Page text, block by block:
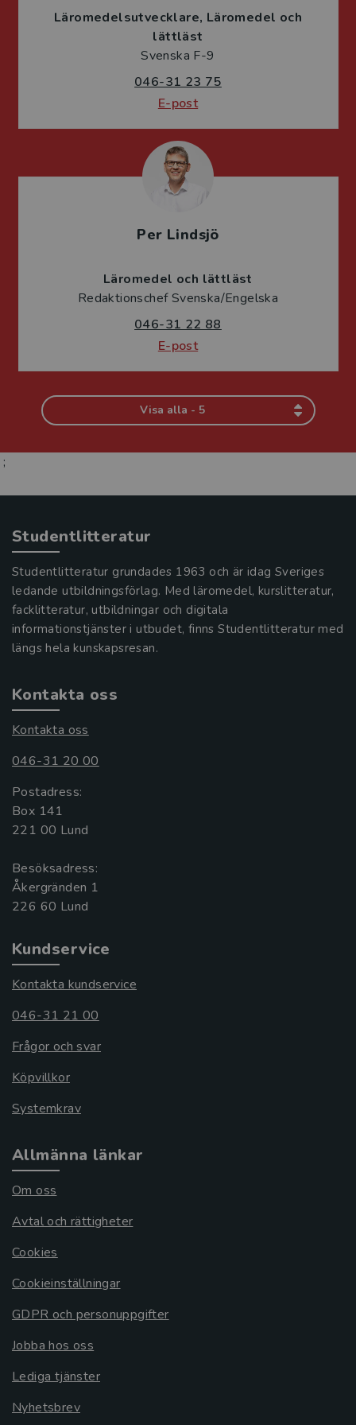
Läromedelsutvecklare Läromedel och
lättläst
Svenska F-9
046-31 23 75
E-post
Per Lindsjö
Läromedel och lättläst
Redaktionschef Svenska/Engelska
046-31 22 88
E-post
Visa alla - 5
;
Studentlitteratur
Studentlitteratur grundades 1963 och är idag Sveriges
ledande utbildningsförlag. Med läromedel, kurslitteratur,
facklitteratur, utbildningar och digitala
informationstjänster i utbudet, finns Studentlitteratur med
längs hela kunskapsresan.
Kontakta oss
Kontakta oss
046-31 20 00
Postadress:
Box 141
221 00 Lund
Besöksadress:
Åkergränden 1
Kundservice
Kontakta kundservice
046-31 21 00
Frågor och svar
Köpvillkor
Systemkrav
Allmänna länkar
Om oss
Avtal och rättigheter
Cookies
Cookieinställningar
GDPR och personuppgifter
Jobba hos oss
Lediga tjänster
Nyhetsbrev